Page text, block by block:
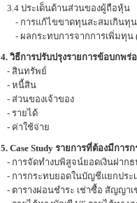
3.4 ประเด็นด้านส่วนของผู้ถือหุ้น
- การแก้ไขขาดทุนสะสมเกินทุน
- ผลกระทบการจากการเพิ่มทุน
4. วิธีการปรับปรุงรายการข้อบกพ
- สินทรัพย์
- หนี้สิน
- ส่วนของเจ้าของ
- รายได้
- ค่าใช้จ่าย
5. Case Study รายการที่ต้องมีกา
- การจัดทำงบพิสูจน์ยอดเงินฝากธ
- การกระทบยอดในบัญชีแยกประ
- ตารางผ่อนชำระ เช่าซื้อ สัญญาเ